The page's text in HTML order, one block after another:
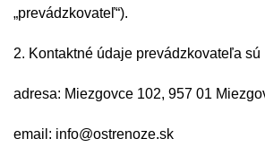
„prevádzkovateľ“).
2. Kontaktné údaje prevádzkovateľa sú
adresa: Miezgovce 102, 957 01
email: info@ostrenoze.sk